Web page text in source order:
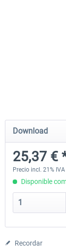
Mega Airport
30,45
Download
25,37 €
Precio incl. 21% IVA
Disponible
Recordar